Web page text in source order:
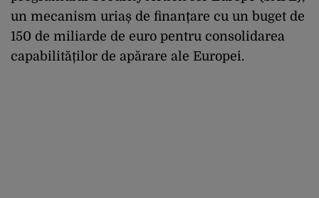
un mecanism uriaș de finanțare cu un buget de
150 de miliarde de euro pentru consolidarea
capabilităților de apărare ale Europei.